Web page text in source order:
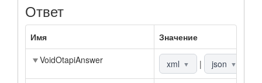
Ответ
Имя Значение
VoidOtapiAnswer
xml ▼ | json ▼